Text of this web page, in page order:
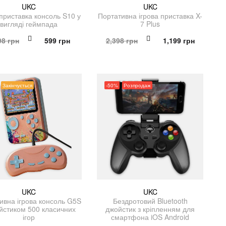
UKC
консоль S10 у
вигляді геймпада
грн
Оригінальна
599 грнПоточна
UKC
Портативна ігрова приставка X-
7 Plus
2,398грн
Оригінальна
1,199 грнПоточна
Закінчується
UKC
ігрова консоль G5S
500 класичних
ігор
-50% Розпродаж
UKC
Бездротовий Bluetooth
джойстик з кріпленням для
смартфона iOS Android